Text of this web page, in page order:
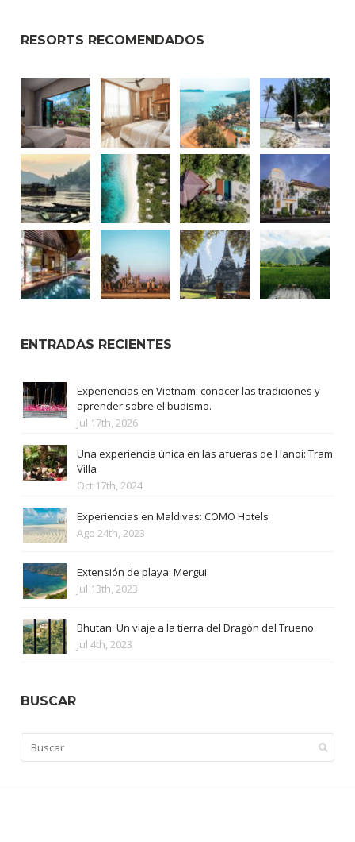
RESORTS RECOMENDADOS
ENTRADAS RECIENTES
Experiencias en Vietnam: conocer las tradiciones y
aprender sobre el budismo.
Jul 17th, 2026
Una experiencia única en las afueras de Hanoi: Tram
Villa
Oct 17th, 2024
Experiencias en Maldivas: COMO Hotels
Ago 24th, 2023
Extensión de playa: Mergui
Jul 13th, 2023
Bhutan: Un viaje a la tierra del Dragón del Trueno
Jul 4th, 2023
BUSCAR